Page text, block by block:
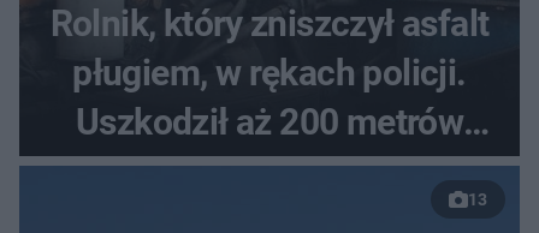
Rolnik, który zniszczył asfalt
pługiem, w rękach policji.
Uszkodził aż 200 metrów
nowej drogi
13